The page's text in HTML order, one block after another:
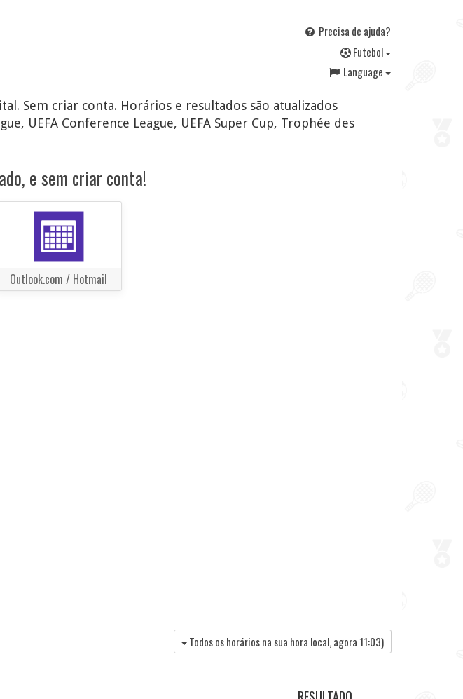
Precisa de ajuda?
Futebol
Language
Sem criar conta. Horários e resultados são atualizados
UEFA Conference League, UEFA Super Cup, Trophée des
e sem criar conta!
Outlook.com / Hotmail
Todos os horários na sua hora local, agora 11:03)